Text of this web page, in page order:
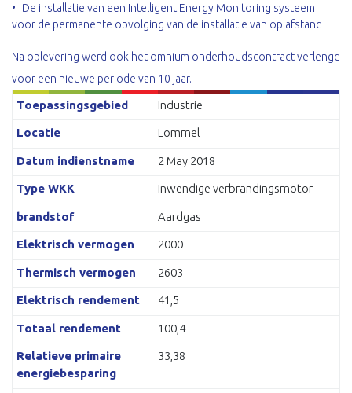
De installatie van een Intelligent Energy Monitoring systeem
voor de permanente opvolging van de installatie van op afstand
Na oplevering werd ook het omnium onderhoudscontract verlengd
voor een nieuwe periode van 10 jaar.
Toepassingsgebied Industrie
Locatie Lommel
Datum indienstname 2 May 2018
Type WKK Inwendige verbrandingsmotor
brandstof Aardgas
Elektrisch vermogen 2000
Thermisch vermogen 2603
Elektrisch rendement 41,5
Totaal rendement 100,4
Relatieve primaire
energiebesparing
33,38